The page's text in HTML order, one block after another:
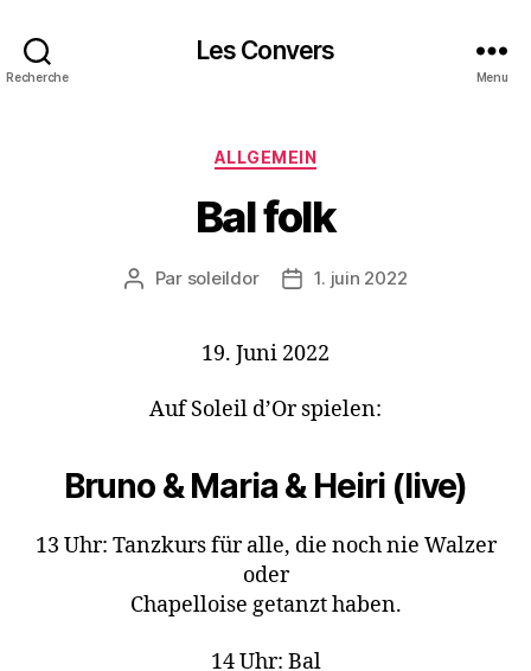
Recherche
Les Convers
Menu
Catégories
ALLGEMEIN
Bal folk
Auteur
Par soleildor
Date1. juin 2022
19. Juni 2022
Auf Soleil d’Or spielen:
Bruno & Maria & Heiri (live)
13 Uhr: Tanzkurs für alle, die noch nie Walzer
oder
Chapelloise getanzt haben.
14 Uhr: Bal